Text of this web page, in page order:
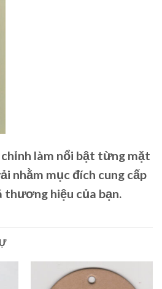
làm nổi bật từng mặt
nhằm mục đích cung cấp
thương hiệu của bạn.